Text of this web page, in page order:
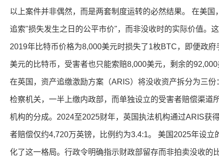
以上案件并非偶然，而是两套制度运转的必然结果。 在美国
追索"损失发生之日的公平市价"，而非没收时的实际价值。
2019年比特币价格为8,000美元时损失了1枚BTC，即便政
美元的比特币，受害者也只能索赔8,000美元，剩余的
在英国，资产追缴激励方案（ARIS）将没收资产拆分为三
检察机关，一半上缴内政部，而单独设立的受害者赔偿渠道
机构的分成。2024至2025财年，英国执法机构通过ARIS获
者赔偿仅约4,720万英镑，比例约为3.4:1。 美国2025年设立
化了这一格局。行政令明确指示财政部留存而非拍卖没收的